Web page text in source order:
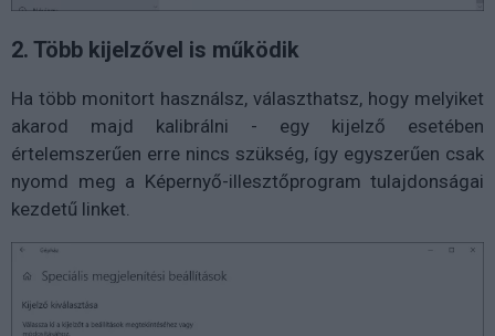
2. Több kijelzővel is működik
Ha több monitort használsz, választhatsz, hogy melyiket
akarod majd kalibrálni - egy kijelző esetében
értelemszerűen erre nincs szükség, így egyszerűen csak
nyomd meg a Képernyő-illesztőprogram tulajdonságai
kezdetű linket.